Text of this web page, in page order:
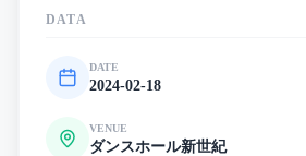
DATA
DATE
2024-02-18
VENUE
ダンスホール新世紀